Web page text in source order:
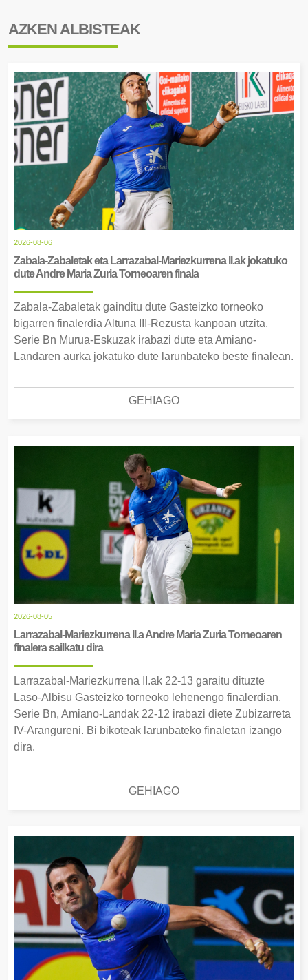
AZKEN ALBISTEAK
2026-08-06
Zabala-Zabaletak eta Larrazabal-Mariezkurrena II.ak jokatuko
dute Andre Maria Zuria Torneoaren finala
Zabala-Zabaletak gainditu dute Gasteizko torneoko
bigarren finalerdia Altuna III-Rezusta kanpoan utzita.
Serie Bn Murua-Eskuzak irabazi dute eta Amiano-
Landaren aurka jokatuko dute larunbateko beste finalean.
GEHIAGO
2026-08-05
Larrazabal-Mariezkurrena II.a Andre Maria Zuria Torneoaren
finalera sailkatu dira
Larrazabal-Mariezkurrena II.ak 22-13 garaitu dituzte
Laso-Albisu Gasteizko torneoko lehenengo finalerdian.
Serie Bn, Amiano-Landak 22-12 irabazi diete Zubizarreta
IV-Arangureni. Bi bikoteak larunbateko finaletan izango
dira.
GEHIAGO